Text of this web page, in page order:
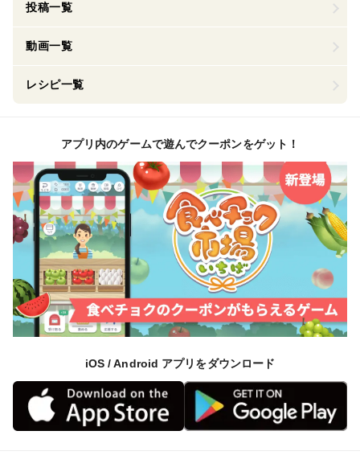
投稿一覧
動画一覧
レシピ一覧
アプリ内のゲームで遊んでクーポンをゲット！
iOS / Android アプリをダウンロード